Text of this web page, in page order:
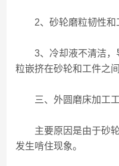
2、砂轮磨粒韧性和
3、冷却液不清洁，
粒嵌挤在砂轮和工件之
三、外圆磨床加工工
主要原因是由于砂轮
发生啃住现象。